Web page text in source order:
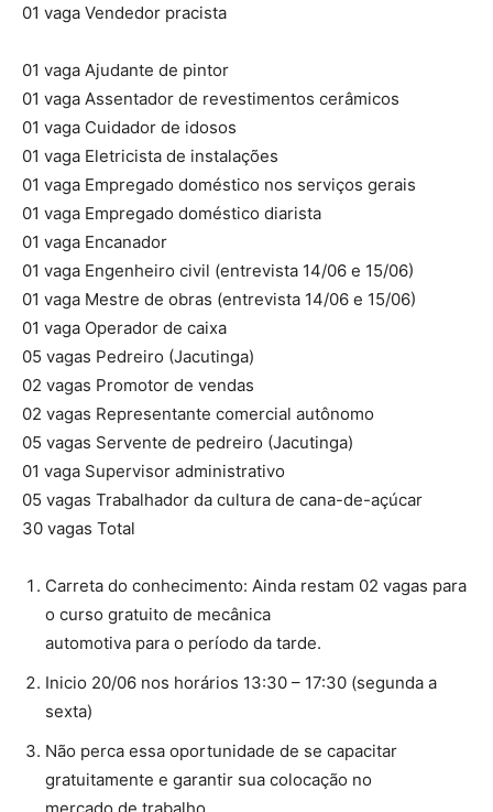
01 vaga Vendedor pracista
01 vaga Ajudante de pintor
01 vaga Assentador de revestimentos cerâmicos
01 vaga Cuidador de idosos
01 vaga Eletricista de instalações
01 vaga Empregado doméstico nos serviços gerais
01 vaga Empregado doméstico diarista
01 vaga Encanador
01 vaga Engenheiro civil (entrevista 14/06 e 15/06)
01 vaga Mestre de obras (entrevista 14/06 e 15/06)
01 vaga Operador de caixa
05 vagas Pedreiro (Jacutinga)
02 vagas Promotor de vendas
02 vagas Representante comercial autônomo
05 vagas Servente de pedreiro (Jacutinga)
01 vaga Supervisor administrativo
05 vagas Trabalhador da cultura de cana-de-açúcar
30 vagas Total
Carreta do conhecimento: Ainda restam 02 vagas para
o curso gratuito de mecânica
automotiva para o período da tarde.
Inicio 20/06 nos horários 13:30 – 17:30 (segunda a
sexta)
Não perca essa oportunidade de se capacitar
gratuitamente e garantir sua colocação no